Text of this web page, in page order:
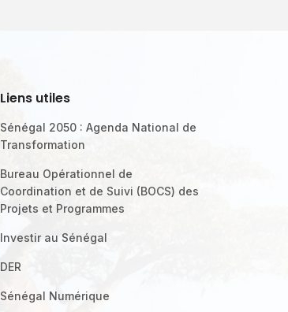
Liens utiles
Sénégal 2050 : Agenda National de
Transformation
Bureau Opérationnel de
Coordination et de Suivi (BOCS) des
Projets et Programmes
Investir au Sénégal
DER
Sénégal Numérique